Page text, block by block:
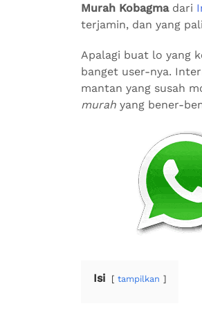
Murah Kobagmadari
terjamin, dan yang
Apalagi buat lo yang
banget user-nya.
mantan yang susah
murah yang bener-
Isi tampilkan